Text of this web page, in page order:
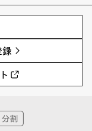
ポート
テーション
ツール）